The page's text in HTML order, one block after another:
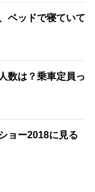
ベッドで寝ていて
数は？乗車定員っ
ョー2018に見る